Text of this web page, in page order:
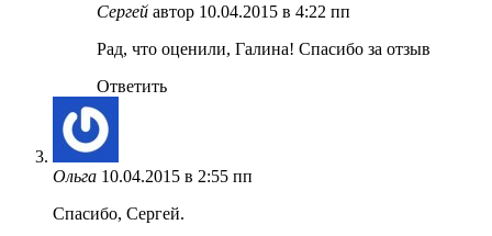
Сергей автор 10.04.2015 в 4:22 пп
Рад, что оценили, Галина! Спасибо за отзыв
Ответить
Ольга 10.04.2015 в 2:55 пп
Спасибо, Сергей.